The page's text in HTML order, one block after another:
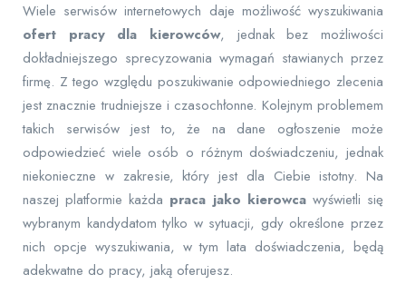
Wiele serwisów internetowych daje możliwość wyszukiwania
ofert pracy dla kierowców, jednak bez możliwości
dokładniejszego sprecyzowania wymagań stawianych przez
firmę. Z tego względu poszukiwanie odpowiedniego zlecenia
jest znacznie trudniejsze i czasochłonne. Kolejnym problemem
takich serwisów jest to, że na dane ogłoszenie może
odpowiedzieć wiele osób o różnym doświadczeniu, jednak
niekonieczne w zakresie, który jest dla Ciebie istotny. Na
naszej platformie każda praca jako kierowca wyświetli się
wybranym kandydatom tylko w sytuacji, gdy określone przez
nich opcje wyszukiwania, w tym lata doświadczenia, będą
adekwatne do pracy, jaką oferujesz.